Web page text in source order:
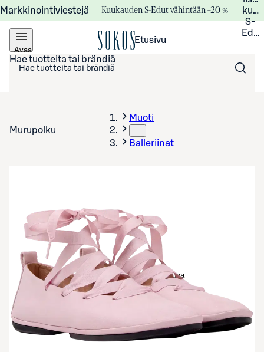
Markkinointiviestejä Kuukauden S-Edut vähintään –20 %
S-
Avaa
valikko
Etusivu
Hae tuotteita tai brändiä
Murupolku
Muoti
…
Balleriinat
Avaa tuotekuva suurennettuna